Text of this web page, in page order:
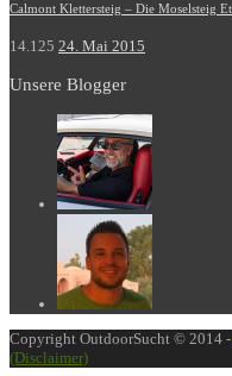
Calmont Klettersteig – Die Moselsteig
14.125 24. Mai 2015
Unsere Blogger
Copyright OutdoorSucht © 2014 -
(Disclaimer)